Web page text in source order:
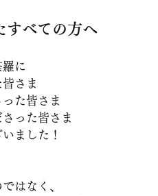
すべての方へ
に
さま
た皆さま
った皆さま
ました！
はなく、